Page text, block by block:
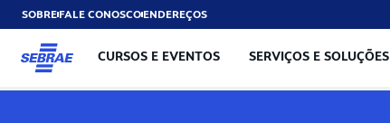
SOBREFALE CONOSCOENDEREÇOS
CURSOS E EVENTOS SERVIÇOS E SOLUÇÕES